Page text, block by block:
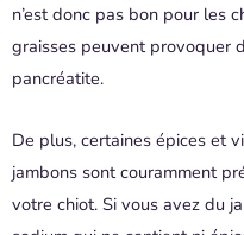
n’est donc pas bon pour les
graisses peuvent provoquer
pancréatite.
De plus, certaines épices et
jambons sont couramment
votre chiot. Si vous avez du